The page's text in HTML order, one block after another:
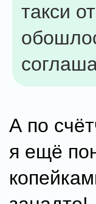
такси
А по
я ещё